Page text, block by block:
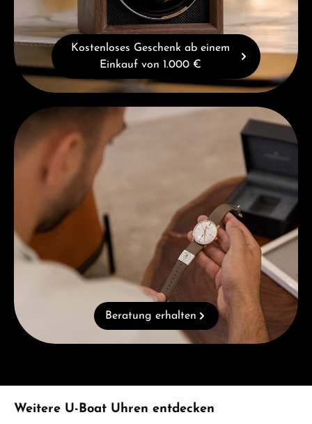
Kostenloses Geschenk ab einem
Einkauf von 1.000 €
Beratung erhalten
Beratung erhalten
Produktgalerie überspringen
Weitere U-Boat Uhren entdecken